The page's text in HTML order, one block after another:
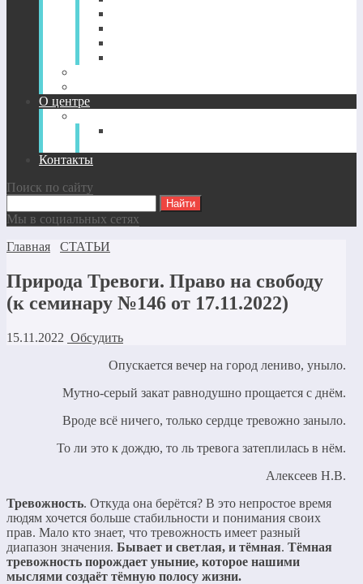
О центре
Контакты
Поиск по сайту
Мы в социальных сетях
Главная
СТАТЬИ
Природа Тревоги. Право на свободу
(к семинару №146 от 17.11.2022)
15.11.2022 Обсудить
Опускается вечер на город лениво, уныло.
Мутно-серый закат равнодушно прощается с днём.
Вроде всё ничего, только сердце тревожно заныло.
То ли это к дождю, то ль тревога затеплилась в нём.
Алексеев Н.В.
Тревожность. Откуда она берётся? В это непростое время
людям хочется больше стабильности и понимания своих
прав. Мало кто знает, что тревожность имеет разный
диапазон значения. Бывает и светлая, и тёмная. Тёмная
тревожность порождает уныние, которое нашими
мыслями создаёт тёмную полосу жизни.